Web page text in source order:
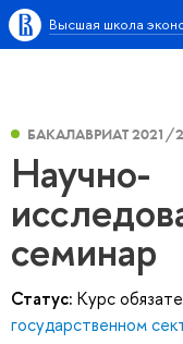
Высшая школа
БАКАЛАВРИАТ 2021/
Научно-
семинар
Статус: Курс
государственном